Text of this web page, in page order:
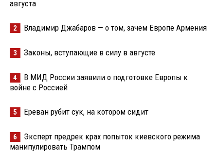
августа
2 Владимир Джабаров — о том, зачем Европе Армения
3 Законы, вступающие в силу в августе
4
В МИД России заявили о подготовке Европы к
войне с Россией
5 Ереван рубит сук, на котором сидит
6
Эксперт предрек крах попыток киевского режима
манипулировать Трампом